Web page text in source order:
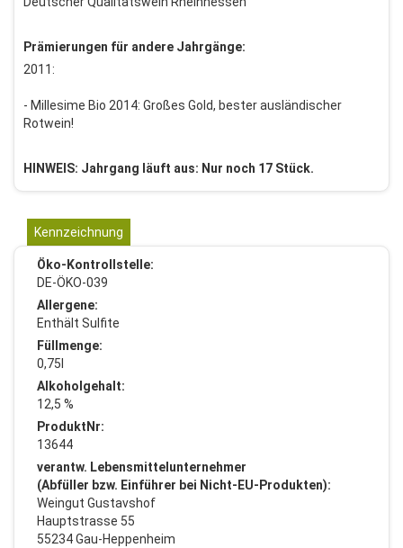
Prämierungen für andere Jahrgänge:
2011:
- Millesime Bio 2014: Großes Gold, bester ausländischer
Rotwein!
HINWEIS: Jahrgang läuft aus: Nur noch 17 Stück.
Kennzeichnung
Öko-Kontrollstelle:
DE-ÖKO-039
Allergene:
Enthält Sulfite
Füllmenge:
0,75l
Alkoholgehalt:
12,5 %
ProduktNr:
13644
verantw. Lebensmittelunternehmer
(Abfüller bzw. Einführer bei Nicht-EU-Produkten):
Weingut Gustavshof
Hauptstrasse 55
55234 Gau-Heppenheim